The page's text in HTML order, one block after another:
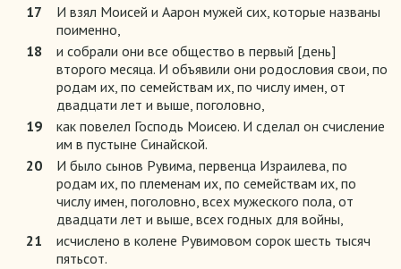
17
И взял Моисей и Аарон мужей сих, которые названы
поименно,
18
и собрали они все общество в первый [день]
второго месяца. И объявили они родословия свои, по
родам их, по семействам их, по числу имен, от
двадцати лет и выше, поголовно,
19
как повелел Господь Моисею. И сделал он счисление
им в пустыне Синайской.
20
И было сынов Рувима, первенца Израилева, по
родам их, по племенам их, по семействам их, по
числу имен, поголовно, всех мужеского пола, от
двадцати лет и выше, всех годных для войны,
21
исчислено в колене Рувимовом сорок шесть тысяч
пятьсот.